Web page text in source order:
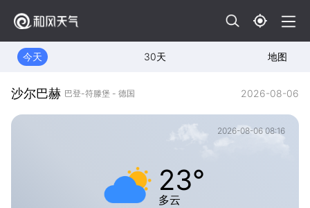
今天 30天 地图
沙尔巴赫 巴登-符滕堡 - 德国 2026-08-06
2026-08-06 08:16
23°
多云